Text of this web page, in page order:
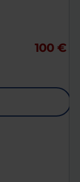
100 €